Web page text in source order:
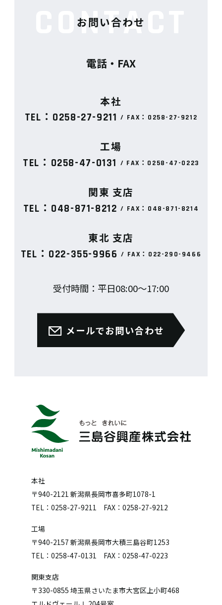
CONTACT
お問い合わせ
電話・FAX
本社
TEL：0258-27-9211 / FAX：0258-27-9212
工場
TEL：0258-47-0131 / FAX：0258-47-0223
関東 支店
TEL：048-871-8212 / FAX：048-871-8214
東北 支店
TEL：022-355-9966 / FAX：022-290-9466
受付時間：平日08:00〜17:00
メールでお問い合わせ
本社
〒940-2121 新潟県長岡市喜多町1078-1
TEL：0258-27-9211 FAX：0258-27-9212
工場
〒940-2157 新潟県長岡市大積三島谷町1253
TEL：0258-47-0131 FAX：0258-47-0223
関東支店
〒330-0855 埼玉県さいたま市大宮区上小町468